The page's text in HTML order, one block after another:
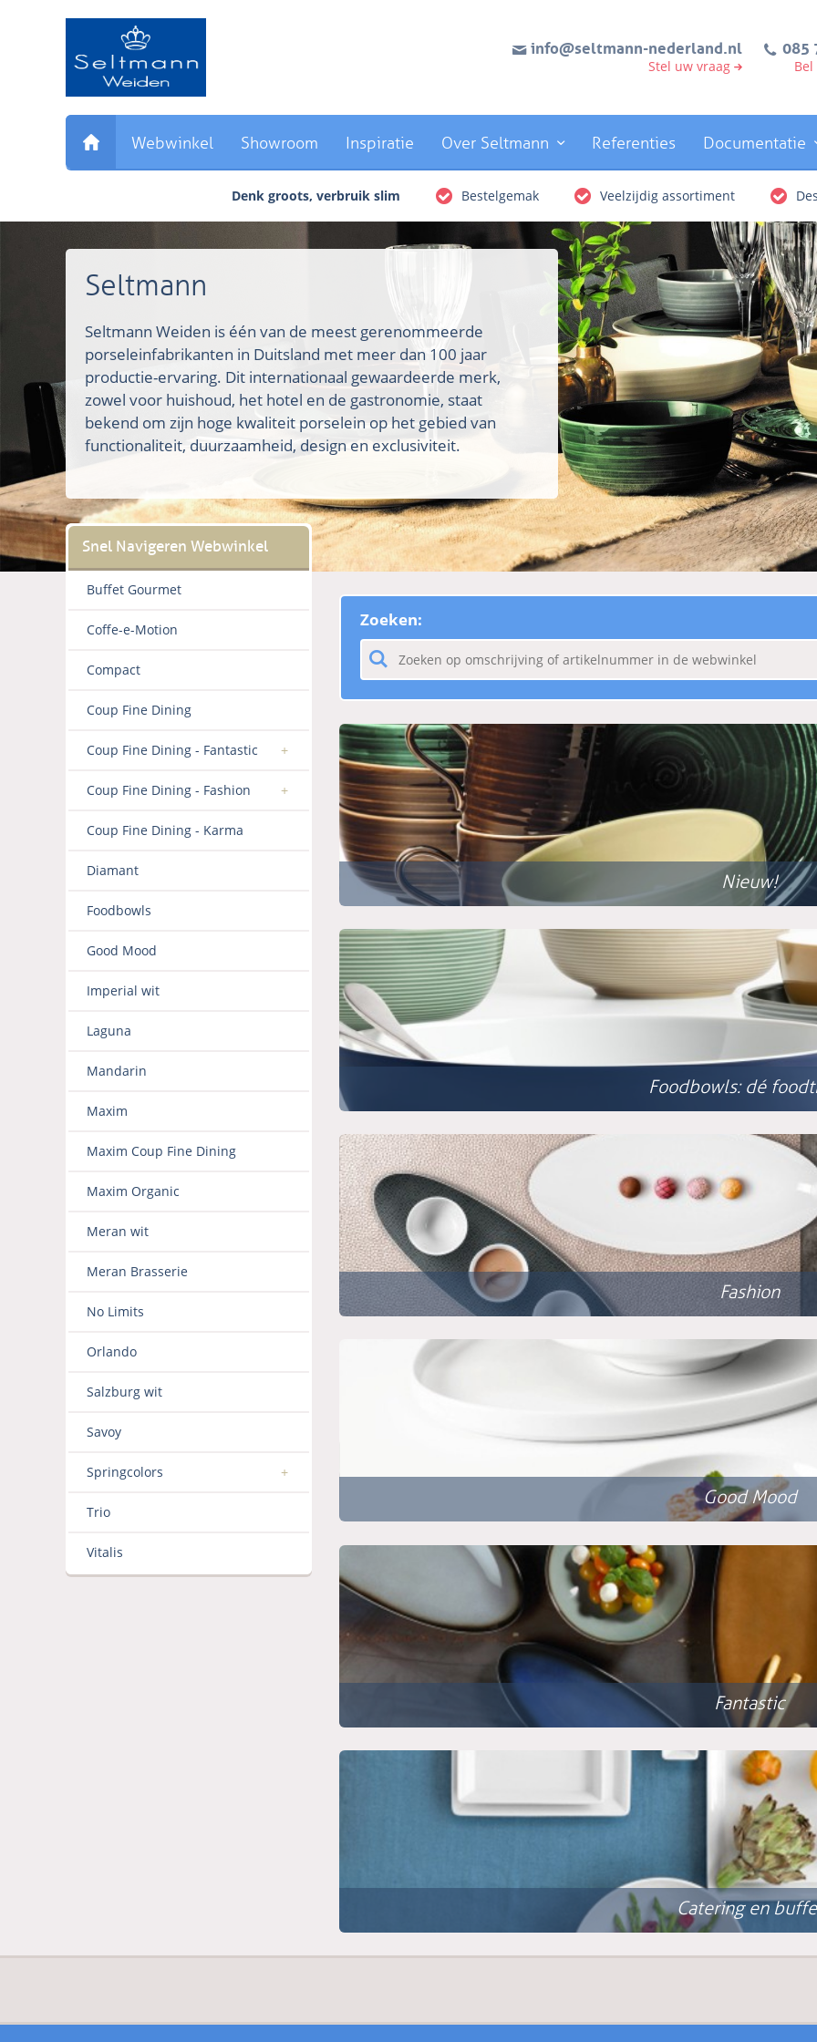
Direct
info@seltmann-nederland.nl
Stel uw vraag
085
Webwinkel Showroom Inspiratie Over Seltmann Referenties Documentatie
Denk groots, verbruik slim Bestelgemak Veelzijdig assortiment
Seltmann
Seltmann Weiden is één van de meest gerenommeerde
porseleinfabrikanten in Duitsland met meer dan 100 jaar
productie-ervaring. Dit internationaal gewaardeerde merk,
zowel voor huishoud, het hotel en de gastronomie, staat
bekend om zijn hoge kwaliteit porselein op het gebied van
functionaliteit, duurzaamheid, design en exclusiviteit.
Buffet Gourmet
Coffe-e-Motion
Compact
Coup Fine Dining
Coup Fine Dining - Fantastic
Coup Fine Dining - Fashion
Coup Fine Dining - Karma
Diamant
Foodbowls
Good Mood
Imperial wit
Laguna
Mandarin
Maxim
Maxim Coup Fine Dining
Maxim Organic
Meran wit
Meran Brasserie
No Limits
Orlando
Salzburg wit
Savoy
Springcolors
Trio
Vitalis
Zoeken:
Nieuw!
Foodbowls: dé
Fashion
Good Mood
Fantastic
Catering en